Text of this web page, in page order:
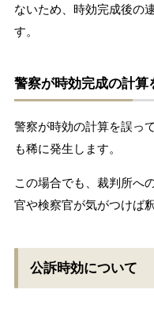
ないため、時効完成後の
す。
警察が時効完成の計
警察が時効の計算を誤っ
も稀に発生します。
この場合でも、裁判所へ
官や検察官が気がつけば
公訴時効について